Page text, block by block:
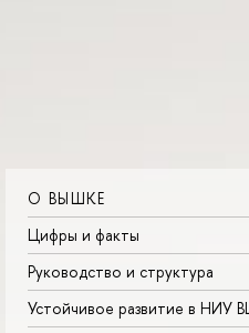
О ВЫШКЕ
Цифры и факты
Руководство и структура
Устойчивое развитие в НИУ